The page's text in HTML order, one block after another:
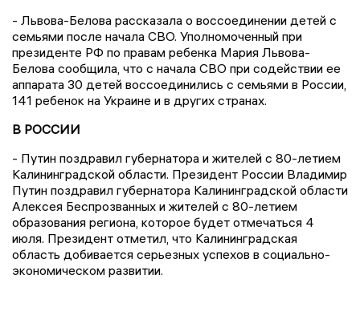
- Львова-Белова рассказала о воссоединении детей с
семьями после начала СВО. Уполномоченный при
президенте РФ по правам ребенка Мария Львова-
Белова сообщила, что с начала СВО при содействии ее
аппарата 30 детей воссоединились с семьями в России,
141 ребенок на Украине и в других странах.
В РОССИИ
- Путин поздравил губернатора и жителей с 80-летием
Калининградской области. Президент России Владимир
Путин поздравил губернатора Калининградской области
Алексея Беспрозванных и жителей с 80-летием
образования региона, которое будет отмечаться 4
июля. Президент отметил, что Калининградская
область добивается серьезных успехов в социально-
экономическом развитии.